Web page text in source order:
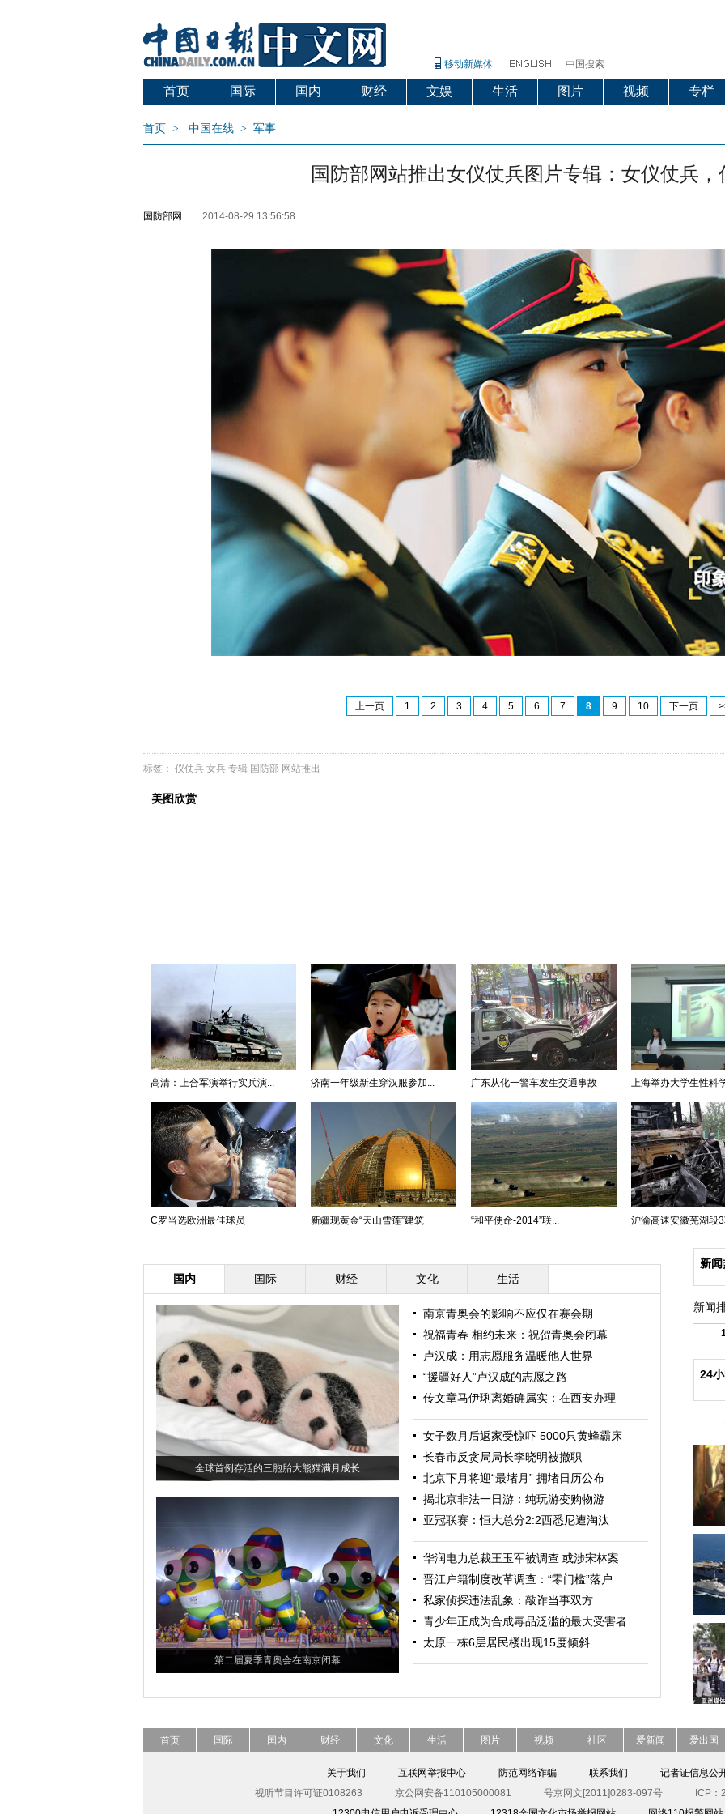
移动新媒体 中国搜索
首页 国际 国内 财经 文娱 生活 图片 视频 专栏
首页 > 中国在线 > 军事
国防部网站推出女仪仗兵图片专辑：女仪仗兵，
国防部网 2014-08-29 13:56:58
上一页 1 2 3 4 5 6 7 8 9 10 下一页
标签： 仪仗兵 女兵 专辑 国防部 网站推出
美图欣赏
高清：上合军演举行实兵演... 济南一年级新生穿汉服参加... 广东从化一警车发生交通事故 上海举办大学生性科
C罗当选欧洲最佳球员 新疆现黄金“天山雪莲”建筑 “和平使命-2014”联... 沪渝高速安徽芜湖段
国内 国际 财经 文化 生活
全球首例存活的三胞胎大熊猫满月成长
第二届夏季青奥会在南京闭幕
南京青奥会的影响不应仅在赛会期
祝福青春 相约未来：祝贺青奥会闭幕
卢汉成：用志愿服务温暖他人世界
“援疆好人”卢汉成的志愿之路
传文章马伊琍离婚确属实：在西安办理
女子数月后返家受惊吓 5000只黄蜂霸床
长春市反贪局局长李晓明被撤职
北京下月将迎“最堵月” 拥堵日历公布
揭北京非法一日游：纯玩游变购物游
亚冠联赛：恒大总分2:2西悉尼遭淘汰
华润电力总裁王玉军被调查 或涉宋林案
晋江户籍制度改革调查：“零门槛”落户
私家侦探违法乱象：敲诈当事双方
青少年正成为合成毒品泛滥的最大受害者
太原一栋6层居民楼出现15度倾斜
新
新闻
24
首页 国际 国内 财经 文化 生活 图片 视频 社区 爱新闻 爱出国
关于我们 互联网举报中心 防范网络诈骗 联系我们
记者证信息公
视听节目许可证0108263
京公网安备110105000081 号京网文[2011]0283-097号
ICP